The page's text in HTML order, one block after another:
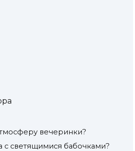
вечеринки?
с светящимися бабочками?